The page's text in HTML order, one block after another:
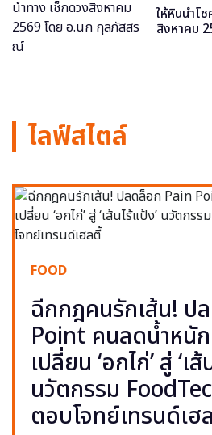
ให้หินนำโ
สิงหาคม
ไลฟ์สไตล์
FOOD
ฉีกกฎคนรักเส้น! ป
Point คนลดน้ำหนัก
เปลี่ยน ‘อกไก่’ สู่ ‘เ
นวัตกรรม
ตอบโจทย์เทรนด์เฮ